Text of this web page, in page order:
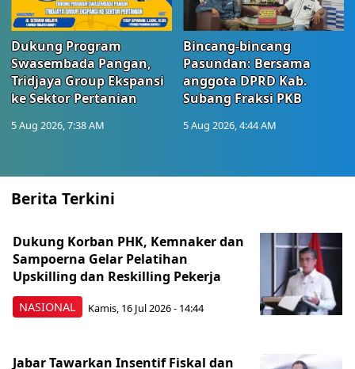
Dukung Program
Swasembada Pangan,
Tridjaya Group Ekspansi
ke Sektor Pertanian
5 Aug 2026, 7:38 AM
Bincang-bincang
Pasundan: Bersama
anggota DPRD Kab.
Subang Fraksi PKB
5 Aug 2026, 4:44 AM
Berita Terkini
NASIONAL
Dukung Korban PHK, Kemnaker dan
Sampoerna Gelar Pelatihan
Upskilling dan Reskilling Pekerja
Kamis, 16 Jul 2026 - 14:44
Jabar Tawarkan Insentif Fiskal dan